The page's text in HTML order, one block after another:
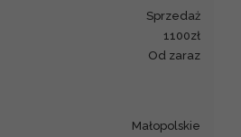
sprzedaż
1100zł
od zaraz
małopolskie